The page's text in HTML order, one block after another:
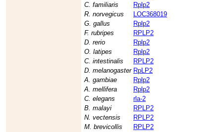
C. familiaris
Rplp2
R. norvegicus
LOC368019
G. gallus
Rplp2
F. rubripes
RPLP2
D. rerio
Rplp2
O. latipes
Rplp2
C. intestinalis
RPLP2
D. melanogaster RpLP2
A. gambiae
Rplp2
A. mellifera
Rplp2
C. elegans
rla-2
B. malayi
RPLP2
N. vectensis
RPLP2
M. brevicollis
RPLP2